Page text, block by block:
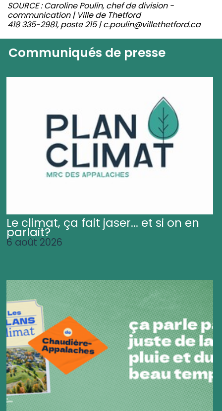
SOURCE : Caroline Poulin, chef de division -
communication | Ville de Thetford
418 335-2981, poste 215 | c.poulin@villethetford.ca
Communiqués de presse
Le climat, ça fait jaser... et si on en
parlait?
6 août 2026